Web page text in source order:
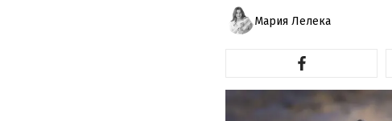
Мария Лелека